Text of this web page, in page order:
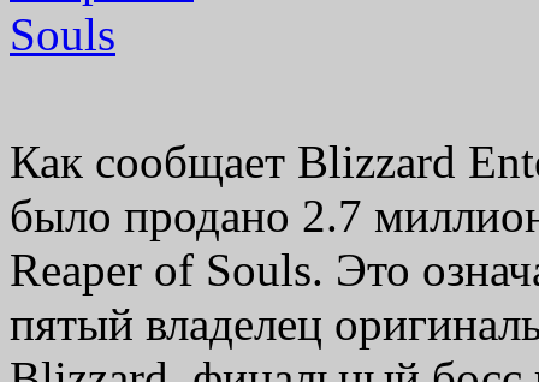
Как сообщает Blizzard
было продано 2.7
Reaper of Souls. Это
пятый владелец